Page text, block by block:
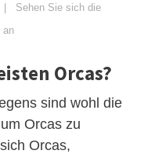
| Sehen Sie sich die
an
Orcas?
sind wohl die
Orcas zu
Orcas,